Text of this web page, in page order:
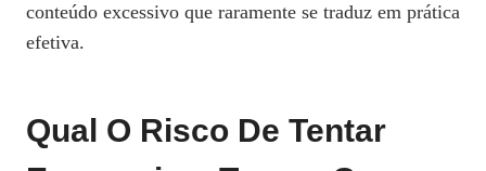
conteúdo excessivo que raramente se traduz em prática
efetiva.
Qual O Risco De Tentar